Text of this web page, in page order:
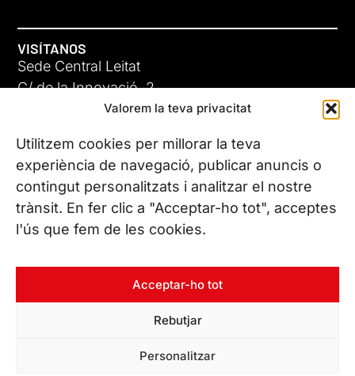
Valorem la teva privacitat
Utilitzem cookies per millorar la teva
experiència de navegació, publicar anuncis o
contingut personalitzats i analitzar el nostre
trànsit. En fer clic a "Acceptar-ho tot", acceptes
l'ús que fem de les cookies.
Acceptar-ho tot
Rebutjar
Personalitzar
VISÍTANOS
Sede Central Leitat
C/ de la Innovació, 2
08225 Terrassa, (Barcelona)
Conoce todas nuestras sedes
CONTÁCTANOS
Tel. (+34) 937 882 300